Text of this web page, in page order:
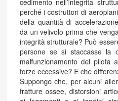
perché i costruttori di
della quantità di
da un velivolo prima che
integrità strutturale? Può
persone se si staccasse la
malfunzionamento del pilota
forze eccessive? E che
Suppongo che, per alcuni
fratture ossee, distorsioni